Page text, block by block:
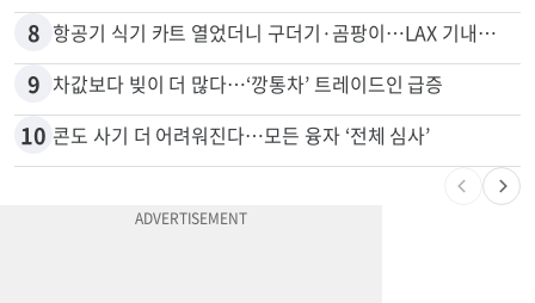
8 항공기 식기 카트 열었더니 구더기·곰팡이…LAX 기내식 업체 논란
9 차값보다 빚이 더 많다…‘깡통차’ 트레이드인 급증
10 콘도 사기 더 어려워진다…모든 융자 ‘전체 심사’